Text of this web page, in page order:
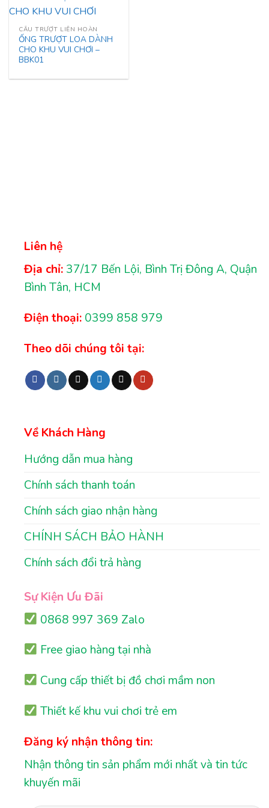
CẦU TRƯỢT LIÊN HOÀN
ỐNG TRƯỢT LOA DÀNH
CHO KHU VUI CHƠI –
BBK01
Liên hệ
Địa chỉ: 37/17 Bến Lội, Bình Trị Đông A, Quận
Bình Tân, HCM
Điện thoại: 0399 858 979
Theo dõi chúng tôi tại:
Về Khách Hàng
Hướng dẫn mua hàng
Chính sách thanh toán
Chính sách giao nhận hàng
CHÍNH SÁCH BẢO HÀNH
Chính sách đổi trả hàng
Sự Kiện Ưu Đãi
0868 997 369 Zalo
Free giao hàng tại nhà
Cung cấp thiết bị đồ chơi mầm non
Thiết kế khu vui chơi trẻ em
Đăng ký nhận thông tin:
Nhận thông tin sản phẩm mới nhất và tin tức
khuyến mãi